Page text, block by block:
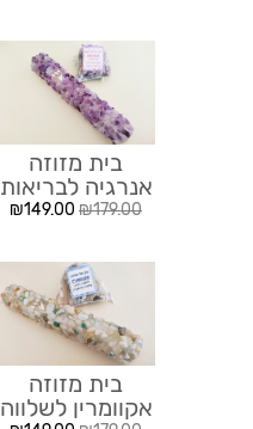
בית מזוזה
אנרגיה לבריאות
₪179.00
₪149.00
בית מזוזה
אקוומרין לשלווה